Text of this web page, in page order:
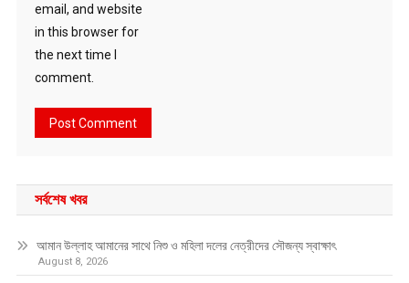
email, and website
in this browser for
the next time I
comment.
সর্বশেষ খবর
আমান উল্লাহ আমানের সাথে নিশু ও মহিলা দলের নেত্রীদের সৌজন্য স্বাক্ষাৎ
August 8, 2026